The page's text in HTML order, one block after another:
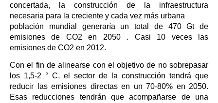
concertada, la construcción de la infraestructura
necesaria para la creciente y cada vez más urbana
población mundial generaría un total de 470 Gt de
emisiones de CO2 en 2050 . Casi 10 veces las
emisiones de CO2 en 2012.
Con el fin de alinearse con el objetivo de no sobrepasar
los 1,5-2 ° C, el sector de la construcción tendrá que
reducir las emisiones directas en un 70-80% en 2050.
Esas reducciones tendrán que acompañarse de una